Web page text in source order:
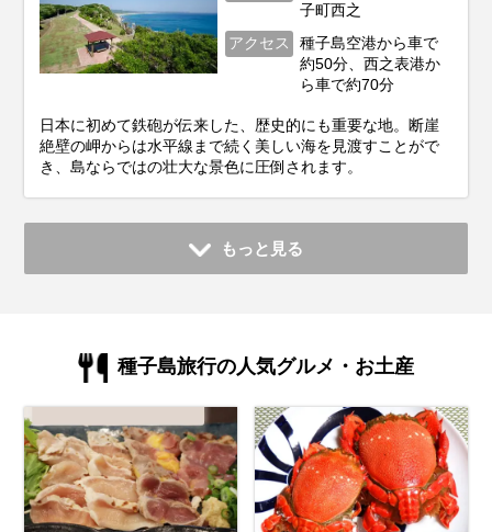
子町西之
アクセス
種子島空港から車で
約50分、西之表港か
ら車で約70分
日本に初めて鉄砲が伝来した、歴史的にも重要な地。断崖
絶壁の岬からは水平線まで続く美しい海を見渡すことがで
き、島ならではの壮大な景色に圧倒されます。
もっと見る
種子島旅行の人気グルメ・お土産